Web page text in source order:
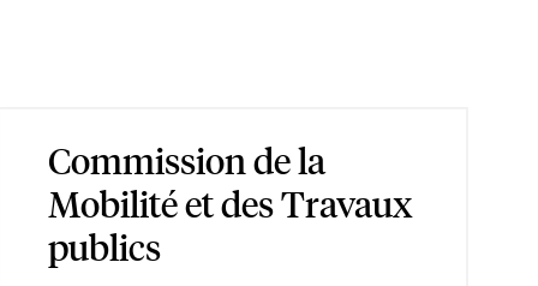
Commission de la
Mobilité et des Travaux
publics